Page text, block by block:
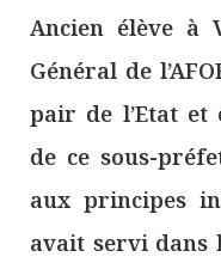
Ancien élève à
Général de
pair de l’Etat et
de ce sous-
aux principes
avait servi dans